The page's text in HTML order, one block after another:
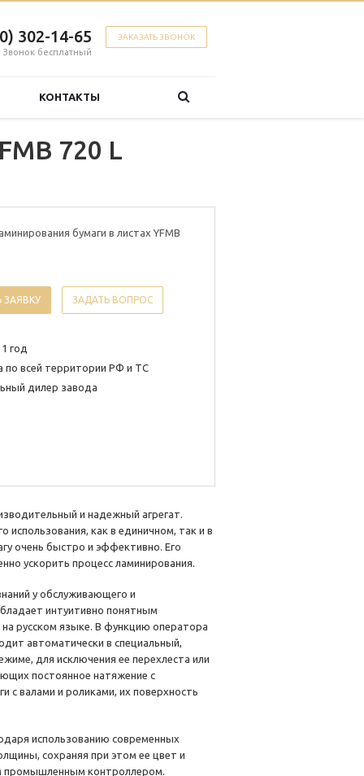
ЗАКАЗАТЬ ЗВОНОК
302-14-65
Звонок бесплатный
КОНТАКТЫ
720 L
бумаги в листах YFMB
ЗАЯВКУ ЗАДАТЬ ВОПРОС
год
по всей территории РФ и ТС
дилер завода
и надежный агрегат.
как в единичном, так и в
очень быстро и эффективно. Его
ускорить процесс ламинирования.
у обслуживающего и
интуитивно понятным
русском языке. В функцию оператора
автоматически в специальный,
для исключения ее перехлеста или
постоянное натяжение с
с валами и роликами, их поверхность
использованию современных
сохраняя при этом ее цвет и
промышленным контроллером.